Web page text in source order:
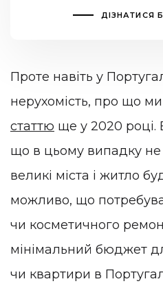
ДІЗНАТИСЯ
Проте навіть у
нерухомість, про що
статтю ще у 2020 році.
що в цьому випадку не
великі міста і житло
можливо, що
чи косметичного
мінімальний бюджет
чи квартири в